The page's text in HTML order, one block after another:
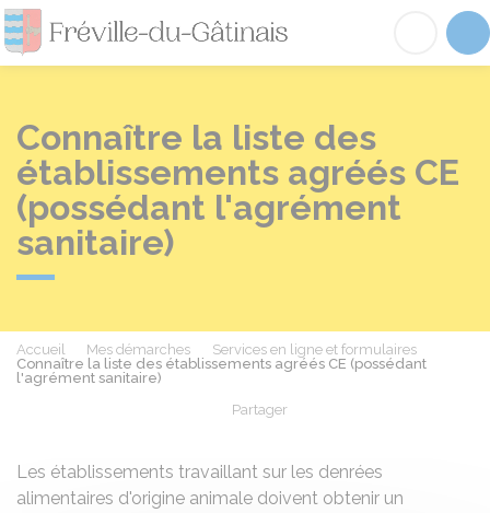
Fréville-du-
Connaître la liste des
établissements agréés CE
(possédant l'agrément
sanitaire)
Accueil Mes démarches
Services en ligne et formulaires
Connaître la liste des établissements agréés CE (possédant
l'agrément sanitaire)
Partager
Les établissements travaillant sur les denrées
alimentaires d'origine animale doivent obtenir un